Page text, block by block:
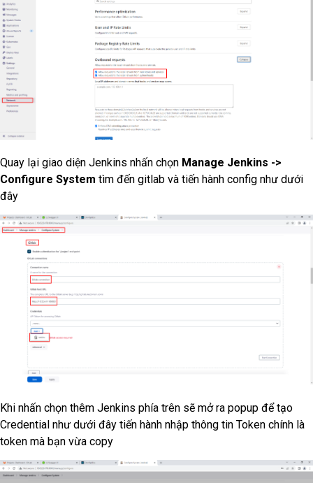
Quay lại giao diện Jenkins nhấn chọn Manage Jenkins ->
Configure System tìm đến gitlab và tiến hành config như dưới
đây
Khi nhấn chọn thêm Jenkins phía trên sẽ mở ra popup để tạo
Credential như dưới đây tiến hành nhập thông tin Token chính là
token mà bạn vừa copy